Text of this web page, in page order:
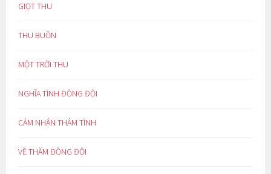
GIỌT THU
THU BUỒN
MỘT TRỜI THU
NGHĨA TÌNH ĐỒNG ĐỘI
CẢM NHẬN THÂM TÌNH
VỀ THĂM ĐỒNG ĐỘI